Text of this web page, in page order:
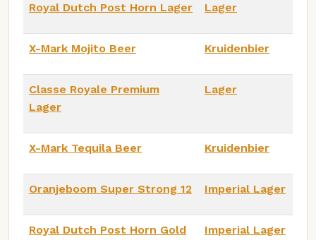
Royal Dutch Post Horn Lager Lager
X-Mark Mojito Beer Kruidenbier
Classe Royale Premium
Lager
Lager
X-Mark Tequila Beer Kruidenbier
Oranjeboom Super Strong 12 Imperial Lager
Royal Dutch Post Horn Gold
Imperial Lager